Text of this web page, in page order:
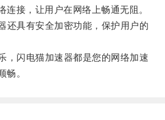
连接，让用户在网络上畅通无阻。
具有安全加密功能，保护用户的
闪电猫加速器都是您的网络加速
畅。